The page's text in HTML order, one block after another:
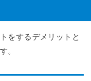
をするデメリットと
。